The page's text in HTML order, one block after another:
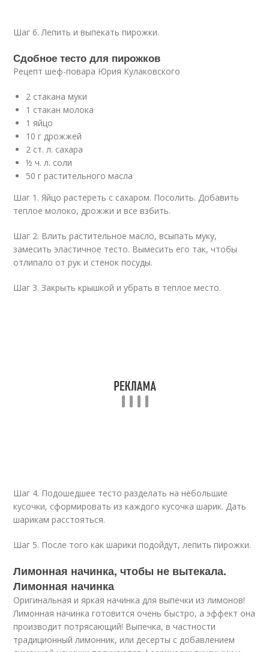
Шаг 6. Лепить и выпекать пирожки.
Сдобное тесто для пирожков
Рецепт шеф-повара Юрия Кулаковского
2 стакана муки
1 стакан молока
1 яйцо
10 г дрожжей
2 ст. л. сахара
½ ч. л. соли
50 г растительного масла
Шаг 1. Яйцо растереть с сахаром. Посолить. Добавить
теплое молоко, дрожжи и все взбить.
Шаг 2. Влить растительное масло, всыпать муку,
замесить эластичное тесто. Вымесить его так, чтобы
отлипало от рук и стенок посуды.
Шаг 3. Закрыть крышкой и убрать в теплое место.
Шаг 4. Подошедшее тесто разделать на небольшие
кусочки, сформировать из каждого кусочка шарик. Дать
шарикам расстояться.
Шаг 5. После того как шарики подойдут, лепить пирожки.
Лимонная начинка, чтобы не вытекала.
Лимонная начинка
Оригинальная и яркая начинка для выпечки из лимонов!
Лимонная начинка готовится очень быстро, а эффект она
производит потрясающий! Выпечка, в частности
традиционный лимонник, или десерты с добавлением